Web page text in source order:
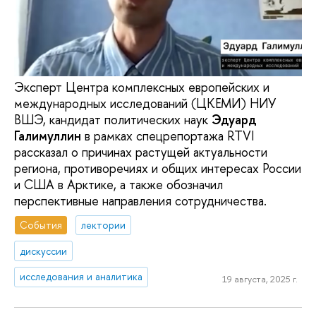
Эксперт Центра комплексных европейских и
международных исследований (ЦКЕМИ) НИУ
ВШЭ, кандидат политических наук Эдуард
Галимуллин в рамках спецрепортажа RTVI
рассказал о причинах растущей актуальности
региона, противоречиях и общих интересах России
и США в Арктике, а также обозначил
перспективные направления сотрудничества.
События
лектории
дискуссии
исследования и аналитика
19 августа, 2025 г.